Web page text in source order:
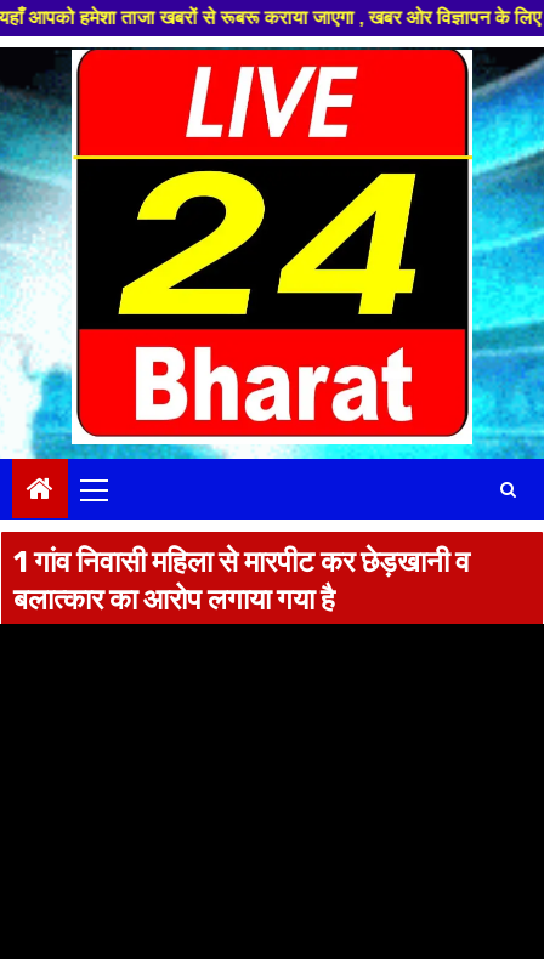
ताजा खबरों से रूबरू कराया जाएगा , खबर ओर विज्ञापन के लिए संपर्क
to
content
Menu
1 गांव निवासी महिला से मारपीट कर छेड़खानी व
बलात्कार का आरोप लगाया गया है